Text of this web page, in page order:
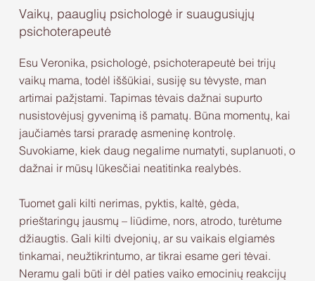
Vaikų, paauglių psichologė ir suaugusiųjų
psichoterapeutė
Esu Veronika, psichologė, psichoterapeutė bei trijų
vaikų mama, todėl iššūkiai, susiję su tėvyste, man
artimai pažįstami. Tapimas tėvais dažnai supurto
nusistovėjusį gyvenimą iš pamatų. Būna momentų, kai
jaučiamės tarsi praradę asmeninę kontrolę.
Suvokiame, kiek daug negalime numatyti, suplanuoti, o
dažnai ir mūsų lūkesčiai neatitinka realybės.
Tuomet gali kilti nerimas, pyktis, kaltė, gėda,
prieštaringų jausmų – liūdime, nors, atrodo, turėtume
džiaugtis. Gali kilti dvejonių, ar su vaikais elgiamės
tinkamai, neužtikrintumo, ar tikrai esame geri tėvai.
Neramu gali būti ir dėl paties vaiko emocinių reakcijų